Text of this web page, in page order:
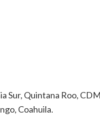
Sur, Quintana Roo,
Coahuila.